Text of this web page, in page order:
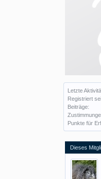
Letzte
Registriert
Beiträge:
Punkte für
Dieses